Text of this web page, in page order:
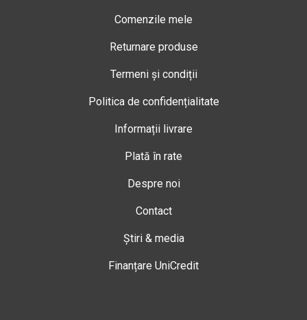
Comenzile mele
Returnare produse
Termeni și condiții
Politica de confidențialitate
Informații livrare
Plată în rate
Despre noi
Contact
Știri & media
Finanțare UniCredit